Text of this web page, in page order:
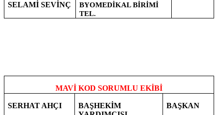
SELAMİ SEVİNÇ
BYOMEDİKAL BİRİMİ
TEL.
MAVİ KOD SORUMLU EKİBİ
SERHAT AHÇI
BAŞHEKİM
BAŞKAN